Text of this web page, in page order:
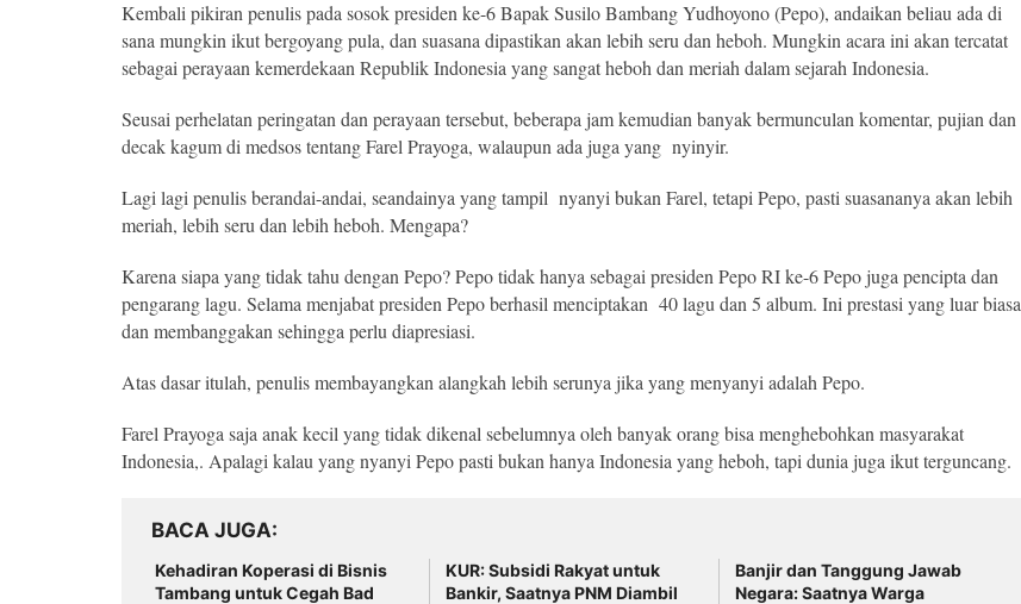
Kembali pikiran penulis pada sosok presiden ke-6 Bapak Susilo Bambang Yudhoyono (Pepo), andaikan beliau ada di
sana mungkin ikut bergoyang pula, dan suasana dipastikan akan lebih seru dan heboh. Mungkin acara ini akan tercatat
sebagai perayaan kemerdekaan Republik Indonesia yang sangat heboh dan meriah dalam sejarah Indonesia.
Seusai perhelatan peringatan dan perayaan tersebut, beberapa jam kemudian banyak bermunculan komentar, pujian dan
decak kagum di medsos tentang Farel Prayoga, walaupun ada juga yang nyinyir.
Lagi lagi penulis berandai-andai, seandainya yang tampil nyanyi bukan Farel, tetapi Pepo, pasti suasananya akan lebih
meriah, lebih seru dan lebih heboh. Mengapa?
Karena siapa yang tidak tahu dengan Pepo? Pepo tidak hanya sebagai presiden Pepo RI ke-6 Pepo juga pencipta dan
pengarang lagu. Selama menjabat presiden Pepo berhasil menciptakan 40 lagu dan 5 album. Ini prestasi yang luar biasa
dan membanggakan sehingga perlu diapresiasi.
Atas dasar itulah, penulis membayangkan alangkah lebih serunya jika yang menyanyi adalah Pepo.
Farel Prayoga saja anak kecil yang tidak dikenal sebelumnya oleh banyak orang bisa menghebohkan masyarakat
Indonesia,. Apalagi kalau yang nyanyi Pepo pasti bukan hanya Indonesia yang heboh, tapi dunia juga ikut terguncang.
BACA JUGA
Kehadiran Koperasi di Bisnis
Tambang untuk Cegah Bad
KUR: Subsidi Rakyat untuk
Bankir, Saatnya PNM Diambil
Banjir dan Tanggung Jawab
Negara: Saatnya Warga